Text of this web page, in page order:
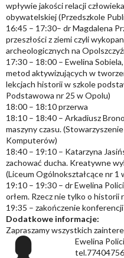
wpływie jakości relacji
obywatelskiej (Przedszkole
16:45 – 17:30– dr Magdalena
przeszłości z ziemi czyli
archeologicznych na
17:30 – 18:00 – Ewelina
metod aktywizujących w
lekcjach historii w szkole
Podstawowa nr 25 w Opolu)
18:00 – 18:10 przerwa
18:10 – 18:40 – Arkadiusz
maszyny czasu.
Komputerów)
18:40 – 19:10 – Katarzyna
zachować ducha. Kreatywne
(Liceum Ogólnokształcące nr 1
19:10 – 19:30 – dr Ewelina
orłem. Rzecz nie tylko o historii
19:35 – zakończenie konferencji
Dodatkowe informacje:
Zapraszamy wszystkich
Ewelina